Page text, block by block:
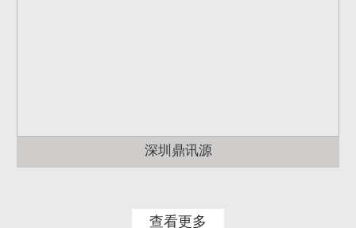
深圳鼎讯源
查看更多